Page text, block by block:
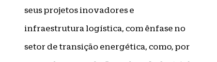
seus projetos inovadores e
infraestrutura logística, com ênfase no
setor de transição energética, como, por